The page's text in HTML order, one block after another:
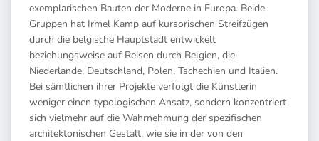
exemplarischen Bauten der Moderne in Europa. Beide
Gruppen hat Irmel Kamp auf kursorischen Streifzügen
durch die belgische Hauptstadt entwickelt
beziehungsweise auf Reisen durch Belgien, die
Niederlande, Deutschland, Polen, Tschechien und Italien.
Bei sämtlichen ihrer Projekte verfolgt die Künstlerin
weniger einen typologischen Ansatz, sondern konzentriert
sich vielmehr auf die Wahrnehmung der spezifischen
architektonischen Gestalt, wie sie in der von den